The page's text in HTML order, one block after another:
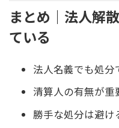
まとめ｜法人解
ている
法人名義でも処分
清算人の有無が重
勝手な処分は避け